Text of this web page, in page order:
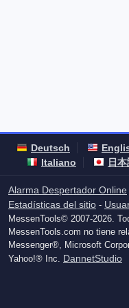
Deutsch
Italiano
日
Alarma Despertador Online
Estadísticas del sitio -
MessenTools© 2007-2026.
MessenTools.com no tiene
Messenger®, Microsoft
Yahoo!® Inc. DannetStudio